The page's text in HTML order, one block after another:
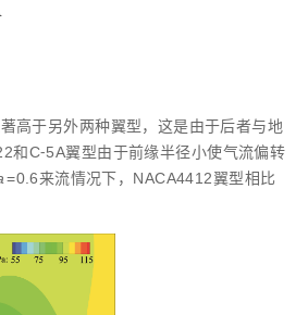
高于另外两种翼型，这是由于后者与地
和C⁃5A翼型由于前缘半径小使气流偏转
=0.6来流情况下，NACA4412翼型相比